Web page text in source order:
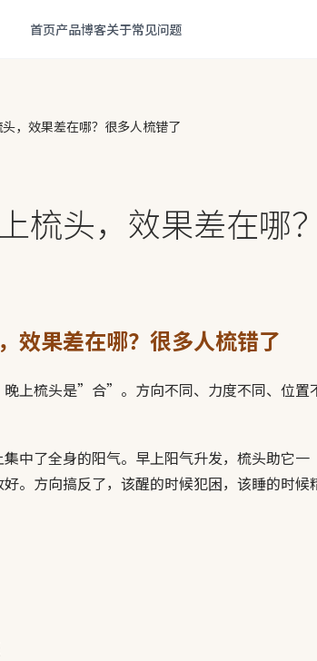
首页产品博客关于常见问题
，效果差在哪？很多人梳错了
梳头，效果差在哪
效果差在哪？很多人梳错了
上梳头是”合”。方向不同、力度不同、位置
中了全身的阳气。早上阳气升发，梳头助它一
。方向搞反了，该醒的时候犯困，该睡的时候